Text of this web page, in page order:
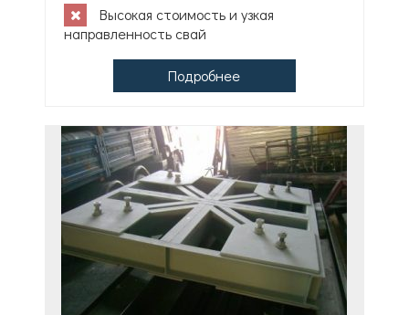
Высокая стоимость и узкая
направленность свай
Подробнее